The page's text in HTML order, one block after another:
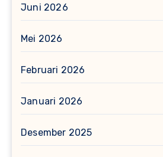
Juni 2026
Mei 2026
Februari 2026
Januari 2026
Desember 2025